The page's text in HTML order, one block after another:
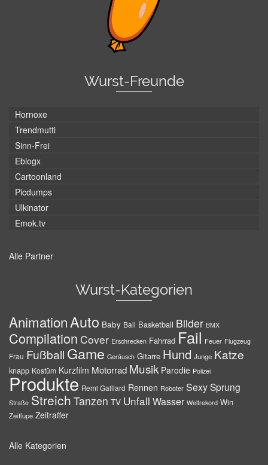
Wurst-Freunde
Hornoxe
Trendmutti
Sinn-Frei
Eblogx
Cartoonland
Picdumps
Ulkinator
Emok.tv
Alle Partner
Wurst-Kategorien
AnimationAuto Baby Ball Basketball Bilder BMX
Compilation Cover Erschrecken Fahrrad Fail Feuer Flugzeug
Frau Fußball Game Geräusch Gitarre Hund Junge Katze
knapp Kostüm Kurzfilm Motorrad Musik Parodie Polizei
Produkte Remi Gaillard Rennen Roboter SexySprung
Straße Streich Tanzen TV Unfall Wasser Weltrekord Win
Zeitlupe Zeitraffer
Alle Kategorien